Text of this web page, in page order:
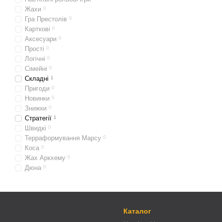
Жахи 0
Гра Престолів 0
Карткові 0
Аксесуари 0
Прості 0
Логічні 0
Cімейні 0
Складні 1
Пригоди 0
Новинки 0
Знижки 0
Стратегії 1
Швидкі 0
Терраформування Марсу 0
Коса 0
Жах Аркхему 0
Дюна 0
Каталог